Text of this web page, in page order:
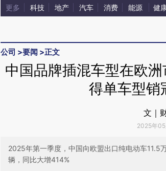
更多 科技 地产 汽车 消费 能源 健
公司 >要闻 >正文
中国品牌插混车型在欧
得单车型销
文｜
2025年
2025年第一季度，中国向欧盟出口纯电动车11.5
辆，同比大增414%